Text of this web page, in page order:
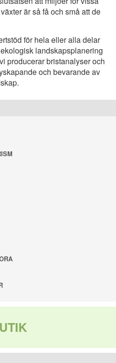
är så få och små att de
för hela eller alla delar
landskapsplanering
producerar bristanalyser och
och bevarande av